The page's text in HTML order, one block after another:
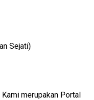
Sejati)
merupakan Portal